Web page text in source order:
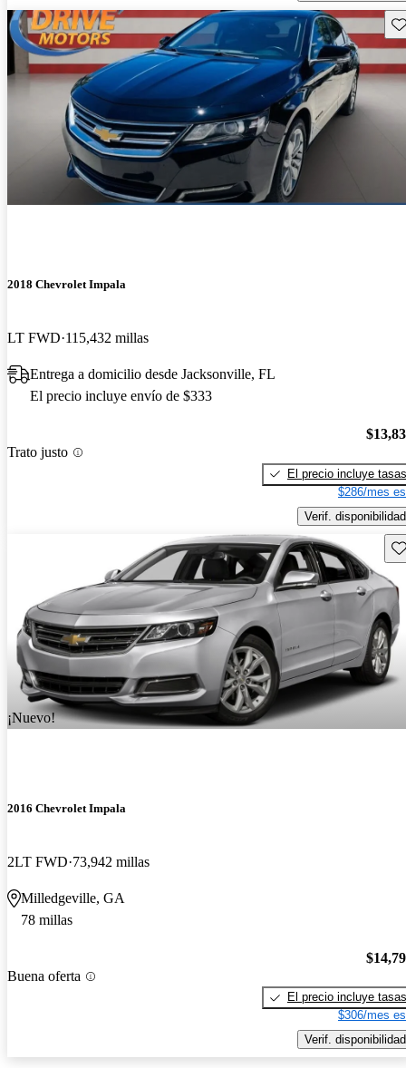
2018 Chevrolet Impala
LT FWD 115,432 millas
Entrega a domicilio desde Jacksonville, FL
El precio incluye envío de $333
Trato justo
El precio incluye tasas
$286/mes
Verif. disponibilidad
¡Nuevo!
2016 Chevrolet Impala
2LT FWD 73,942 millas
Milledgeville, GA
78 millas
Buena oferta
El precio incluye tasas
$306/mes
Verif. disponibilidad